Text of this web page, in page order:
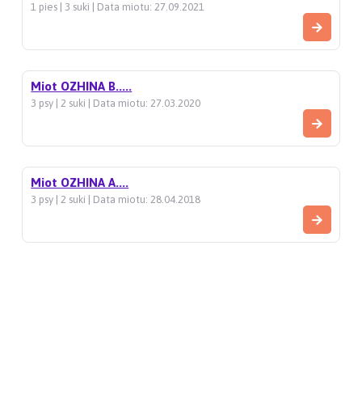
1 pies | 3 suki | Data miotu: 27.09.2021
Miot OZHINA B.....
3 psy | 2 suki | Data miotu: 27.03.2020
Miot OZHINA A....
3 psy | 2 suki | Data miotu: 28.04.2018